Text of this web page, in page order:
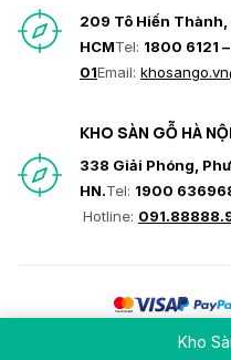
209 Tô Hiến Thành,
HCMTel: 1800 6121 –
01Email:
KHO SÀN GỖ HÀ NỘI
338 Giải Phóng,
HN.Tel: 1900
Hotline:
Kho